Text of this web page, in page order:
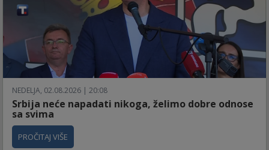
NEDELJA, 02.08.2026 | 20:08
Srbija neće napadati nikoga, želimo dobre odnose
sa svima
PROČITAJ VIŠE